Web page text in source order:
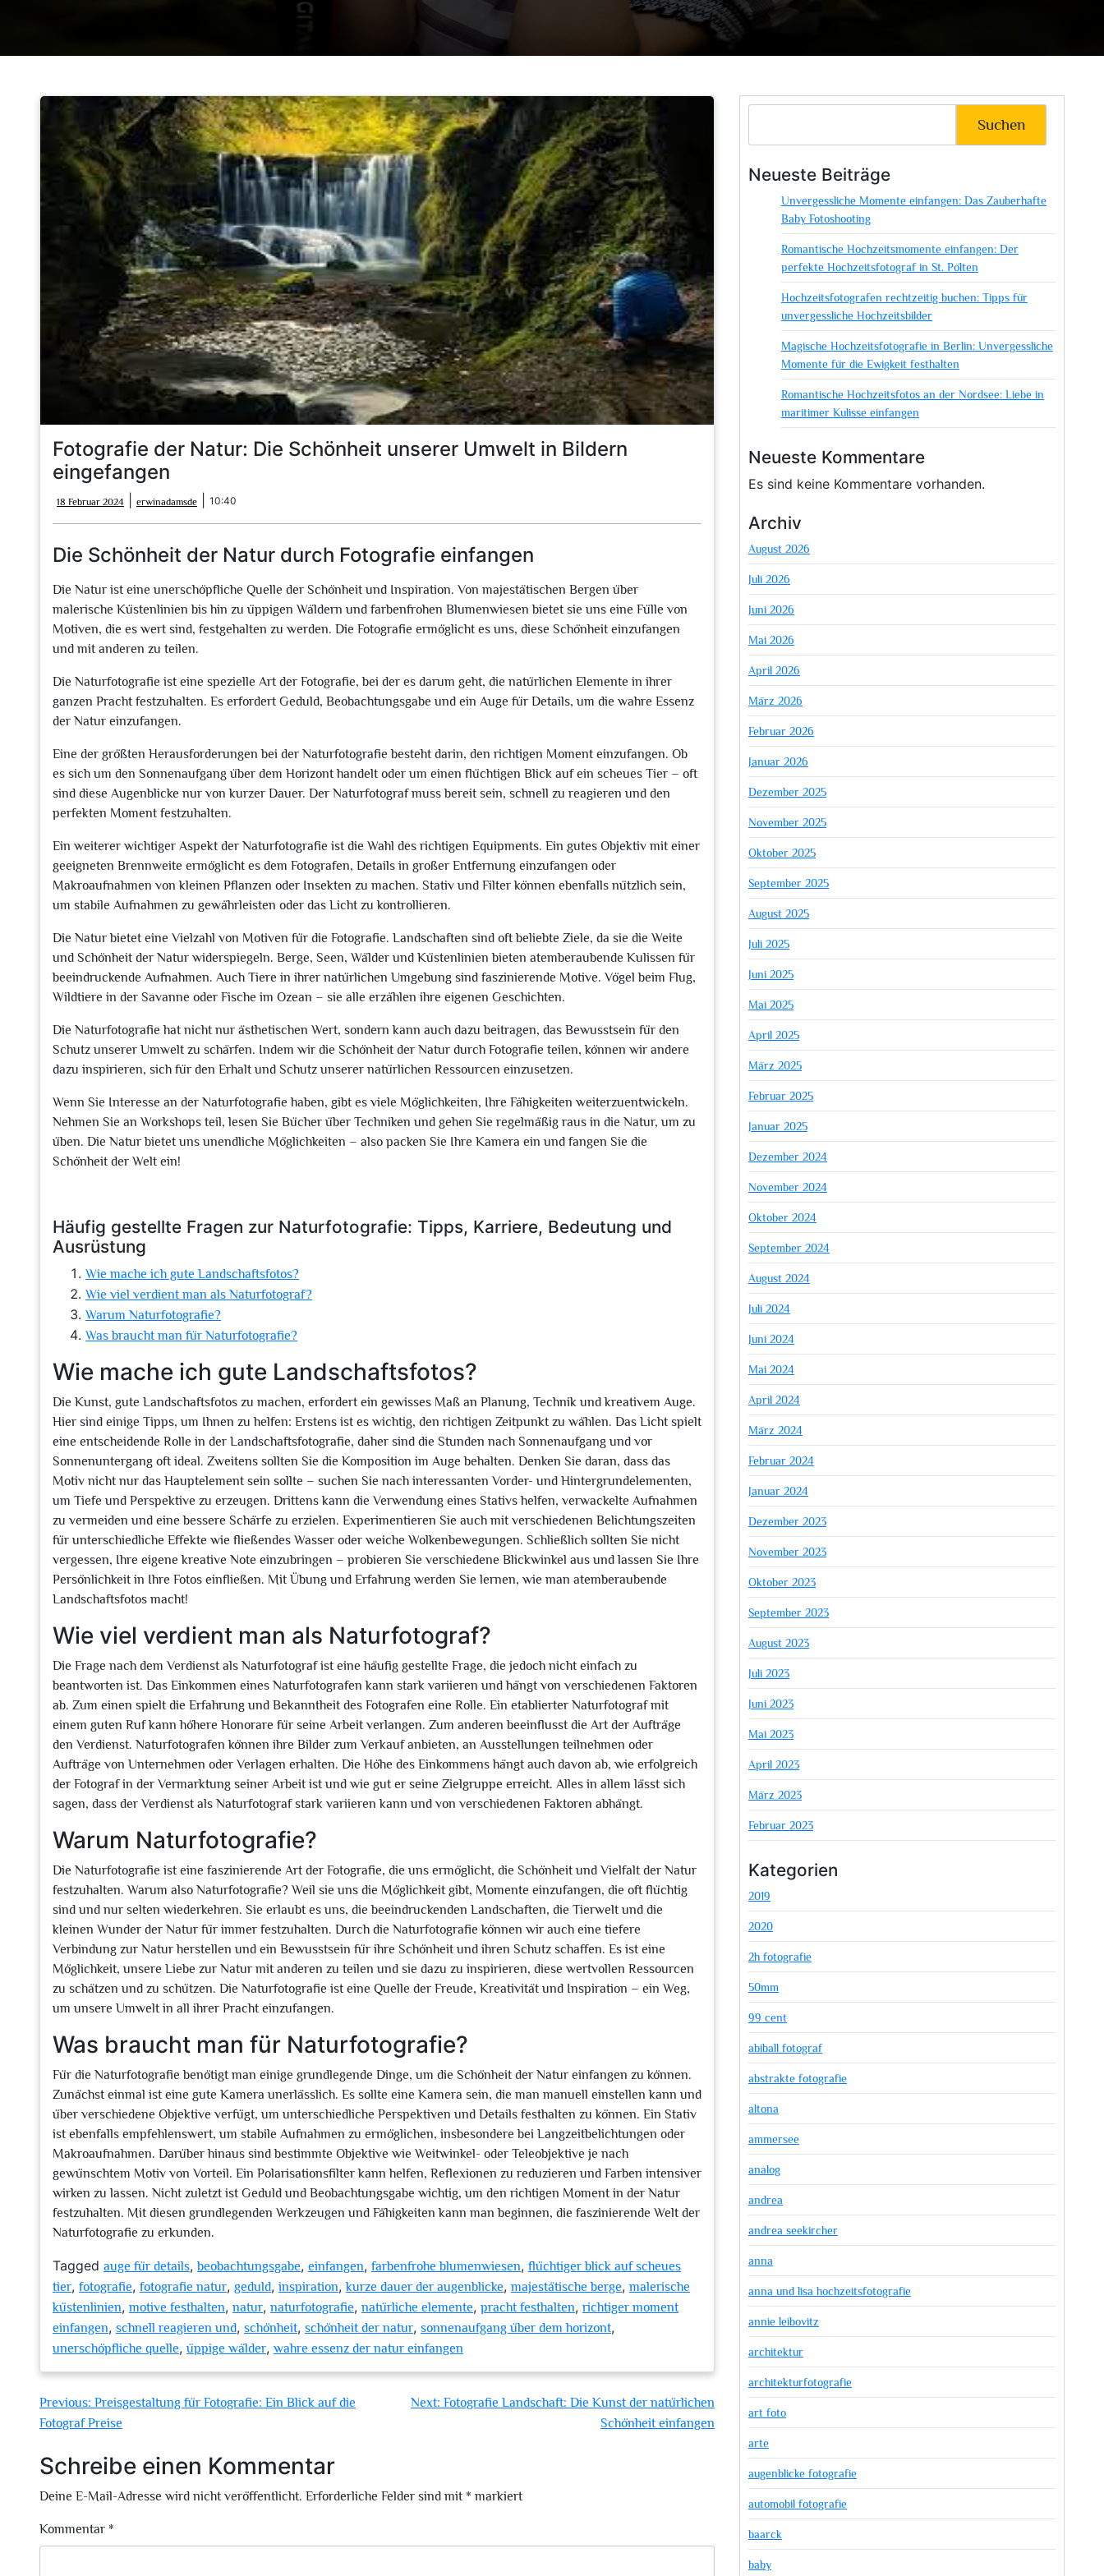
Fotografie der Natur: Die Schönheit unserer Umwelt in Bildern
eingefangen
18 Februar 2024
Februar
2024
erwinadamsde erwinadamsde
10:40
Die Schönheit der Natur durch Fotografie einfangen
Die Natur ist eine unerschöpfliche Quelle der Schönheit und Inspiration. Von majestätischen Bergen über
malerische Küstenlinien bis hin zu üppigen Wäldern und farbenfrohen Blumenwiesen bietet sie uns eine Fülle von
Motiven, die es wert sind, festgehalten zu werden. Die Fotografie ermöglicht es uns, diese Schönheit einzufangen
und mit anderen zu teilen.
Die Naturfotografie ist eine spezielle Art der Fotografie, bei der es darum geht, die natürlichen Elemente in ihrer
ganzen Pracht festzuhalten. Es erfordert Geduld, Beobachtungsgabe und ein Auge für Details, um die wahre Essenz
der Natur einzufangen.
Eine der größten Herausforderungen bei der Naturfotografie besteht darin, den richtigen Moment einzufangen. Ob
es sich um den Sonnenaufgang über dem Horizont handelt oder um einen flüchtigen Blick auf ein scheues Tier – oft
sind diese Augenblicke nur von kurzer Dauer. Der Naturfotograf muss bereit sein, schnell zu reagieren und den
perfekten Moment festzuhalten.
Ein weiterer wichtiger Aspekt der Naturfotografie ist die Wahl des richtigen Equipments. Ein gutes Objektiv mit einer
geeigneten Brennweite ermöglicht es dem Fotografen, Details in großer Entfernung einzufangen oder
Makroaufnahmen von kleinen Pflanzen oder Insekten zu machen. Stativ und Filter können ebenfalls nützlich sein,
um stabile Aufnahmen zu gewährleisten oder das Licht zu kontrollieren.
Die Natur bietet eine Vielzahl von Motiven für die Fotografie. Landschaften sind oft beliebte Ziele, da sie die Weite
und Schönheit der Natur widerspiegeln. Berge, Seen, Wälder und Küstenlinien bieten atemberaubende Kulissen für
beeindruckende Aufnahmen. Auch Tiere in ihrer natürlichen Umgebung sind faszinierende Motive. Vögel beim Flug,
Wildtiere in der Savanne oder Fische im Ozean – sie alle erzählen ihre eigenen Geschichten.
Die Naturfotografie hat nicht nur ästhetischen Wert, sondern kann auch dazu beitragen, das Bewusstsein für den
Schutz unserer Umwelt zu schärfen. Indem wir die Schönheit der Natur durch Fotografie teilen, können wir andere
dazu inspirieren, sich für den Erhalt und Schutz unserer natürlichen Ressourcen einzusetzen.
Wenn Sie Interesse an der Naturfotografie haben, gibt es viele Möglichkeiten, Ihre Fähigkeiten weiterzuentwickeln.
Nehmen Sie an Workshops teil, lesen Sie Bücher über Techniken und gehen Sie regelmäßig raus in die Natur, um zu
üben. Die Natur bietet uns unendliche Möglichkeiten – also packen Sie Ihre Kamera ein und fangen Sie die
Schönheit der Welt ein!
Häufig gestellte Fragen zur Naturfotografie: Tipps, Karriere, Bedeutung und
Ausrüstung
Wie mache ich gute Landschaftsfotos?
Wie viel verdient man als Naturfotograf?
Warum Naturfotografie?
Was braucht man für Naturfotografie?
Wie mache ich gute Landschaftsfotos?
Die Kunst, gute Landschaftsfotos zu machen, erfordert ein gewisses Maß an Planung, Technik und kreativem Auge.
Hier sind einige Tipps, um Ihnen zu helfen: Erstens ist es wichtig, den richtigen Zeitpunkt zu wählen. Das Licht spielt
eine entscheidende Rolle in der Landschaftsfotografie, daher sind die Stunden nach Sonnenaufgang und vor
Sonnenuntergang oft ideal. Zweitens sollten Sie die Komposition im Auge behalten. Denken Sie daran, dass das
Motiv nicht nur das Hauptelement sein sollte – suchen Sie nach interessanten Vorder- und Hintergrundelementen,
um Tiefe und Perspektive zu erzeugen. Drittens kann die Verwendung eines Stativs helfen, verwackelte Aufnahmen
zu vermeiden und eine bessere Schärfe zu erzielen. Experimentieren Sie auch mit verschiedenen Belichtungszeiten
für unterschiedliche Effekte wie fließendes Wasser oder weiche Wolkenbewegungen. Schließlich sollten Sie nicht
vergessen, Ihre eigene kreative Note einzubringen – probieren Sie verschiedene Blickwinkel aus und lassen Sie Ihre
Persönlichkeit in Ihre Fotos einfließen. Mit Übung und Erfahrung werden Sie lernen, wie man atemberaubende
Landschaftsfotos macht!
Wie viel verdient man als Naturfotograf?
Die Frage nach dem Verdienst als Naturfotograf ist eine häufig gestellte Frage, die jedoch nicht einfach zu
beantworten ist. Das Einkommen eines Naturfotografen kann stark variieren und hängt von verschiedenen Faktoren
ab. Zum einen spielt die Erfahrung und Bekanntheit des Fotografen eine Rolle. Ein etablierter Naturfotograf mit
einem guten Ruf kann höhere Honorare für seine Arbeit verlangen. Zum anderen beeinflusst die Art der Aufträge
den Verdienst. Naturfotografen können ihre Bilder zum Verkauf anbieten, an Ausstellungen teilnehmen oder
Aufträge von Unternehmen oder Verlagen erhalten. Die Höhe des Einkommens hängt auch davon ab, wie erfolgreich
der Fotograf in der Vermarktung seiner Arbeit ist und wie gut er seine Zielgruppe erreicht. Alles in allem lässt sich
sagen, dass der Verdienst als Naturfotograf stark variieren kann und von verschiedenen Faktoren abhängt.
Warum Naturfotografie?
Die Naturfotografie ist eine faszinierende Art der Fotografie, die uns ermöglicht, die Schönheit und Vielfalt der Natur
festzuhalten. Warum also Naturfotografie? Weil sie uns die Möglichkeit gibt, Momente einzufangen, die oft flüchtig
sind und nur selten wiederkehren. Sie erlaubt es uns, die beeindruckenden Landschaften, die Tierwelt und die
kleinen Wunder der Natur für immer festzuhalten. Durch die Naturfotografie können wir auch eine tiefere
Verbindung zur Natur herstellen und ein Bewusstsein für ihre Schönheit und ihren Schutz schaffen. Es ist eine
Möglichkeit, unsere Liebe zur Natur mit anderen zu teilen und sie dazu zu inspirieren, diese wertvollen Ressourcen
zu schätzen und zu schützen. Die Naturfotografie ist eine Quelle der Freude, Kreativität und Inspiration – ein Weg,
um unsere Umwelt in all ihrer Pracht einzufangen.
Was braucht man für Naturfotografie?
Für die Naturfotografie benötigt man einige grundlegende Dinge, um die Schönheit der Natur einfangen zu können.
Zunächst einmal ist eine gute Kamera unerlässlich. Es sollte eine Kamera sein, die man manuell einstellen kann und
über verschiedene Objektive verfügt, um unterschiedliche Perspektiven und Details festhalten zu können. Ein Stativ
ist ebenfalls empfehlenswert, um stabile Aufnahmen zu ermöglichen, insbesondere bei Langzeitbelichtungen oder
Makroaufnahmen. Darüber hinaus sind bestimmte Objektive wie Weitwinkel- oder Teleobjektive je nach
gewünschtem Motiv von Vorteil. Ein Polarisationsfilter kann helfen, Reflexionen zu reduzieren und Farben intensiver
wirken zu lassen. Nicht zuletzt ist Geduld und Beobachtungsgabe wichtig, um den richtigen Moment in der Natur
festzuhalten. Mit diesen grundlegenden Werkzeugen und Fähigkeiten kann man beginnen, die faszinierende Welt der
Naturfotografie zu erkunden.
Tagged auge für details,beobachtungsgabe, einfangen, farbenfrohe blumenwiesen, flüchtiger blick auf scheues
tier, fotografie, fotografie natur, geduld, inspiration,kurze dauer der augenblicke, majestätische berge, malerische
küstenlinien, motive festhalten, natur, naturfotografie, natürliche elemente, pracht festhalten, richtiger moment
einfangen, schnell reagieren und, schönheit, schönheit der natur, sonnenaufgang über dem horizont,
unerschöpfliche quelle, üppige wälder, wahre essenz der natur einfangen
Beitragsnavigation
Previous: Preisgestaltung für Fotografie: Ein Blick auf die
Fotograf Preise
Next: Fotografie Landschaft: Die Kunst der natürlichen
Schönheit einfangen
Schreibe einen Kommentar
Deine E-Mail-Adresse wird nicht veröffentlicht. Erforderliche Felder sind mit * markiert
Kommentar *
Suchen
Neueste Beiträge
Unvergessliche Momente einfangen: Das Zauberhafte
Baby Fotoshooting
Romantische Hochzeitsmomente einfangen: Der
perfekte Hochzeitsfotograf in St. Pölten
Hochzeitsfotografen rechtzeitig buchen: Tipps für
unvergessliche Hochzeitsbilder
Magische Hochzeitsfotografie in Berlin: Unvergessliche
Momente für die Ewigkeit festhalten
Romantische Hochzeitsfotos an der Nordsee: Liebe in
maritimer Kulisse einfangen
Neueste Kommentare
Es sind keine Kommentare vorhanden.
Archiv
August 2026
Juli 2026
Juni 2026
Mai 2026
April 2026
März 2026
Februar 2026
Januar 2026
Dezember 2025
November 2025
Oktober 2025
September 2025
August 2025
Juli 2025
Juni 2025
Mai 2025
April 2025
März 2025
Februar 2025
Januar 2025
Dezember 2024
November 2024
Oktober 2024
September 2024
August 2024
Juli 2024
Juni 2024
Mai 2024
April 2024
März 2024
Februar 2024
Januar 2024
Dezember 2023
November 2023
Oktober 2023
September 2023
August 2023
Juli 2023
Juni 2023
Mai 2023
April 2023
März 2023
Februar 2023
Kategorien
2019
2020
2h fotografie
50mm
99 cent
abiball fotograf
abstrakte fotografie
altona
ammersee
analog
andrea
andrea seekircher
anna
anna und lisa hochzeitsfotografie
annie leibovitz
architektur
architekturfotografie
art foto
arte
augenblicke fotografie
automobil fotografie
baarck
baby